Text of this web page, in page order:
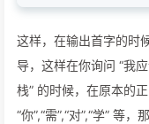
这样，在输出首字的时
导，这样在你询问 “我
栈” 的时候，在原本的
“你”,“需”,“对”,“学” 等，